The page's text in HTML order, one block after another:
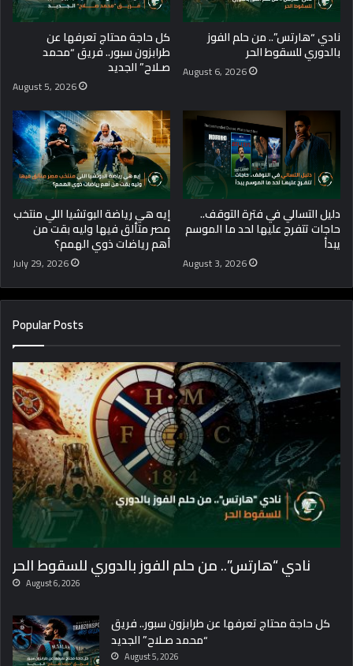
نادي “هارتس”.. من حلم الفوز
بالدوري للسقوط الحر
August 6, 2026
كل حاجة محتاج تعرفها عن
طرابزون سبور.. فريق “محمد
صـلاح” الجديد
August 5, 2026
دليل التسالي في فترة التوقف..
حاجات تتفرج عليها لحد ما الموسم
يبدأ
August 3, 2026
إيه هي رياضة البوتشيا اللي منتخب
مصر متألق فيها وليه بقت من
أهم رياضات ذوي الهمم؟
July 29, 2026
Popular Posts
نادي “هارتس”.. من حلم الفوز بالدوري للسقوط الحر
August 6, 2026
كل حاجة محتاج تعرفها عن طرابزون سبور.. فريق
“محمد صـلاح” الجديد
August 5, 2026